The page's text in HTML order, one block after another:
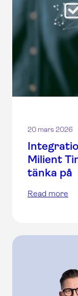
20 mars 2026
Milient
tänka på
Read more